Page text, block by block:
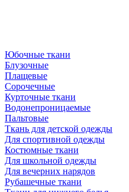
Юбочные ткани
Блузочные
Плащевые
Сорочечные
Курточные ткани
Водонепроницаемые
Пальтовые
Ткань для детской одежды
Для спортивной одежды
Костюмные ткани
Для школьной одежды
Для вечерних нарядов
Рубашечные ткани